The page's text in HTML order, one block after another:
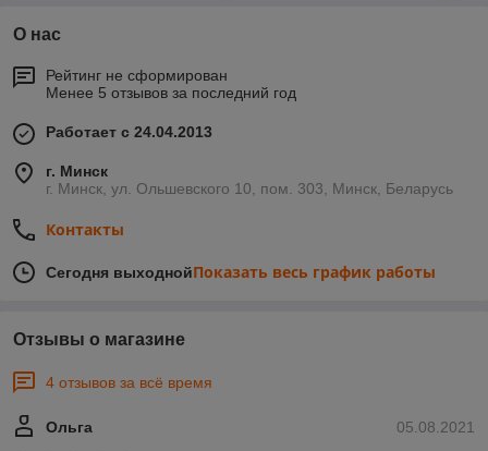
О нас
Рейтинг не сформирован
Менее 5 отзывов за последний год
Работает с 24.04.2013
г. Минск
г. Минск, ул. Ольшевского 10, пом. 303, Минск, Беларусь
Контакты
Сегодня выходнойПоказать весь график работы
Отзывы о магазине
4 отзывов за всё время
05.08.2021
Ольга